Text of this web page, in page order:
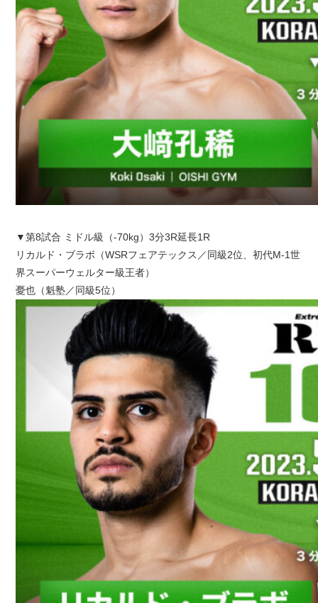
▼第8試合 ミドル級（-70kg）3分3R延長1R
リカルド・ブラボ（WSRフェアテックス／同級2位、初代M-1世
界スーパーウェルター級王者）
憂也（魁塾／同級5位）